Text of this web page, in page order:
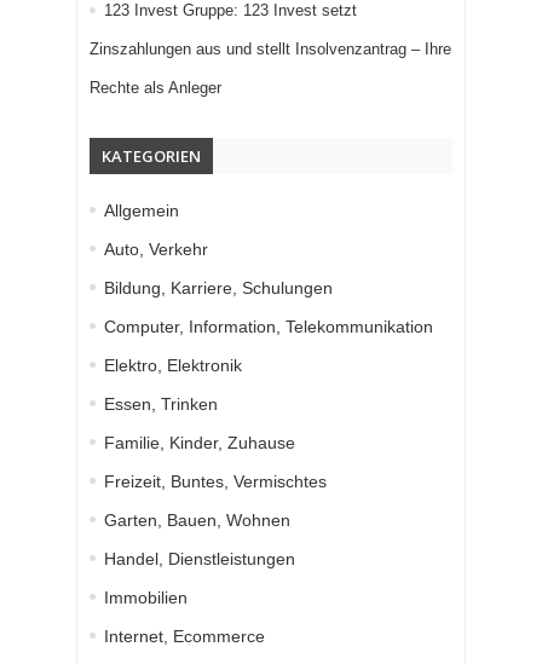
123 Invest Gruppe: 123 Invest setzt
Zinszahlungen aus und stellt Insolvenzantrag – Ihre
Rechte als Anleger
KATEGORIEN
Allgemein
Auto, Verkehr
Bildung, Karriere, Schulungen
Computer, Information, Telekommunikation
Elektro, Elektronik
Essen, Trinken
Familie, Kinder, Zuhause
Freizeit, Buntes, Vermischtes
Garten, Bauen, Wohnen
Handel, Dienstleistungen
Immobilien
Internet, Ecommerce